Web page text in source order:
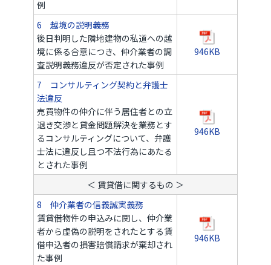
例
6 越境の説明義務
後日判明した隣地建物の私道への越
境に係る合意につき、仲介業者の調
査説明義務違反が否定された事例
946KB
7 コンサルティング契約と弁護士
法違反
売買物件の仲介に伴う居住者との立
退き交渉と貸金問題解決を業務とす
るコンサルティングについて、弁護
士法に違反し且つ不法行為にあたる
とされた事例
946KB
＜ 賃貸借に関するもの ＞
8 仲介業者の信義誠実義務
賃貸借物件の申込みに関し、仲介業
者から虚偽の説明をされたとする賃
借申込者の損害賠償請求が棄却され
た事例
946KB